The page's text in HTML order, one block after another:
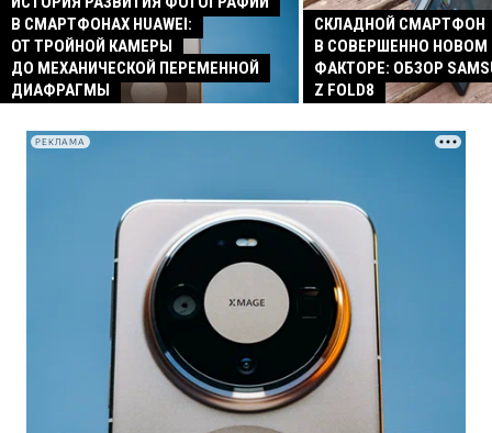
В СМАРТФОНАХ HUAWEI:
ОТ ТРОЙНОЙ КАМЕРЫ
ДО МЕХАНИЧЕСКОЙ ПЕРЕМЕННОЙ
ДИАФРАГМЫ
СКЛАДНОЙ СМАРТФОН
В СОВЕРШЕННО
ФАКТОРЕ: ОБЗОР
Z FOLD8
РЕКЛАМА